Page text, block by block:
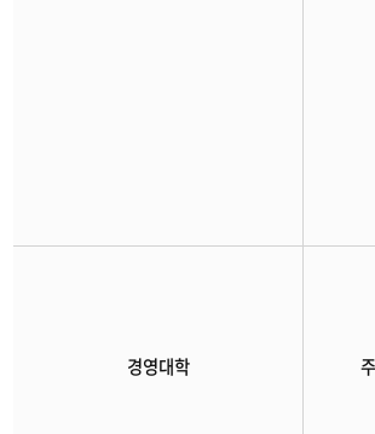
경영대학